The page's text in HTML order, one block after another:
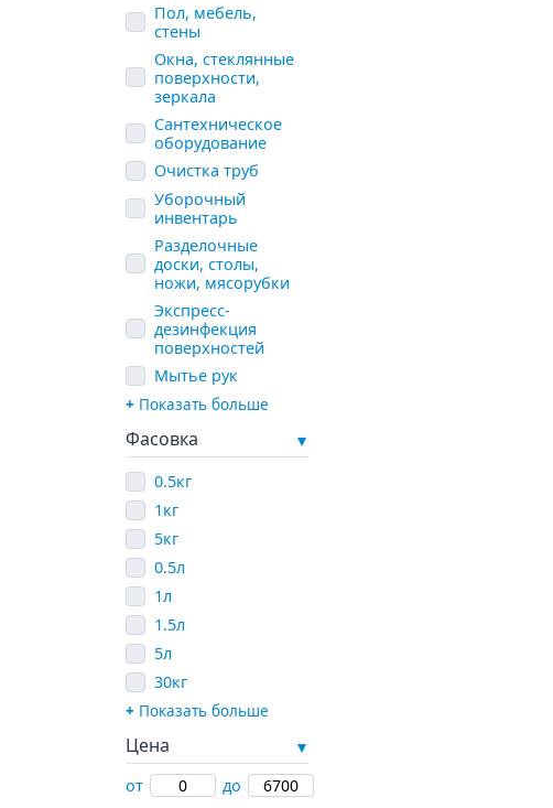
Цена
от до
Пол, мебель,
стены
Окна, стеклянные
поверхности,
зеркала
Сантехническое
оборудование
Очистка труб
Уборочный
инвентарь
Разделочные
доски, столы,
ножи, мясорубки
Экспресс-
дезинфекция
поверхностей
Мытье рук
Показать больше
Фасовка
0.5кг
1кг
5кг
0.5л
1л
1.5л
5л
30кг
Показать больше